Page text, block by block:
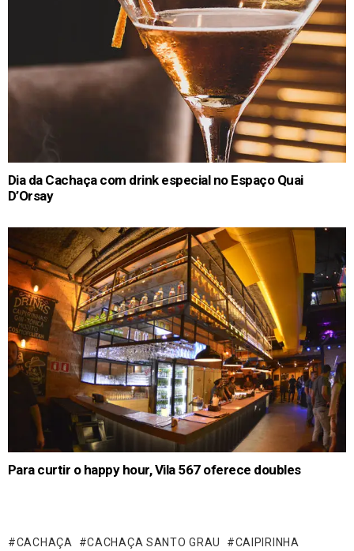
Dia da Cachaça com drink especial no Espaço Quai
D’Orsay
Para curtir o happy hour, Vila 567 oferece doubles
CACHAÇA CACHAÇA SANTO GRAU
CAIPIRINHA